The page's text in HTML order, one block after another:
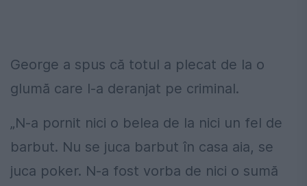
George a spus că totul a plecat de la o
glumă care l-a deranjat pe criminal.
„N-a pornit nici o belea de la nici un fel de
barbut. Nu se juca barbut în casa aia, se
juca poker. N-a fost vorba de nici o sumă